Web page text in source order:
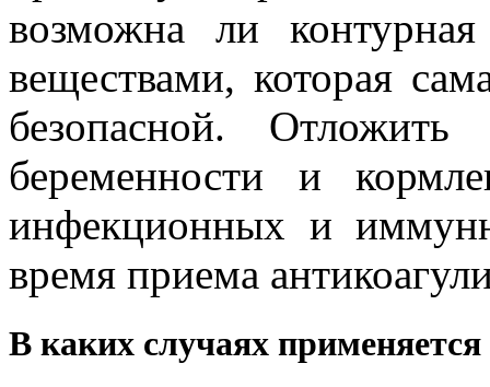
возможна ли
веществами, которая
безопасной.
беременности и
инфекционных и
время приема
В каких случаях